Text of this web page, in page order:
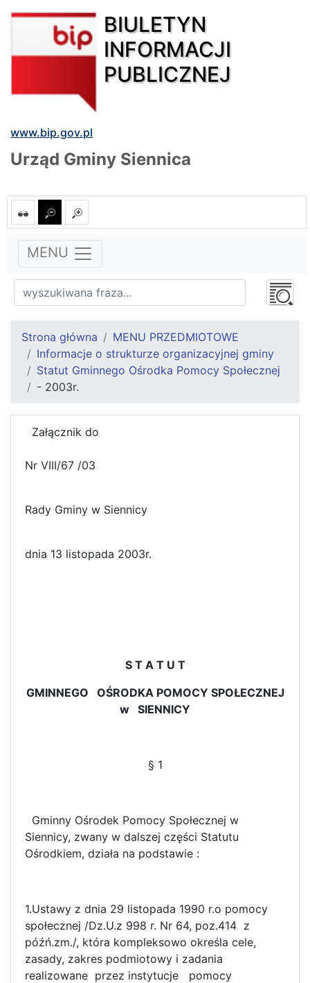
BIULETYN
INFORMACJI
PUBLICZNEJ
www.bip.gov.pl
Urząd Gminy Siennica
MENU
Strona główna
MENU PRZEDMIOTOWE
Informacje o strukturze organizacyjnej gminy
Statut Gminnego Ośrodka Pomocy Społecznej
- 2003r.
Załącznik do
Nr VIII/67 /03
Rady Gminy w Siennicy
dnia 13 listopada 2003r.
S T A T U T
GMINNEGO OŚRODKA POMOCY SPOŁECZNEJ
w SIENNICY
§ 1
Gminny Ośrodek Pomocy Społecznej w
Siennicy, zwany w dalszej części Statutu
Ośrodkiem, działa na podstawie :
1.Ustawy z dnia 29 listopada 1990 r.o pomocy
społecznej /Dz.U.z 998 r. Nr 64, poz.414 z
późń.zm./, która kompleksowo określa cele,
zasady, zakres podmiotowy i zadania
realizowane przez instytucje pomocy